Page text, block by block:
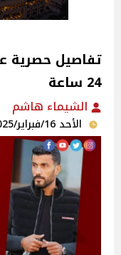
24 ساعة
الشيماء هاشم
الأحد 16/فبراير/2025 - 12:06 ص